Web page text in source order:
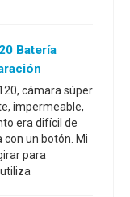
Batería
cámara súper
impermeable,
era difícil de
un botón. Mi
para